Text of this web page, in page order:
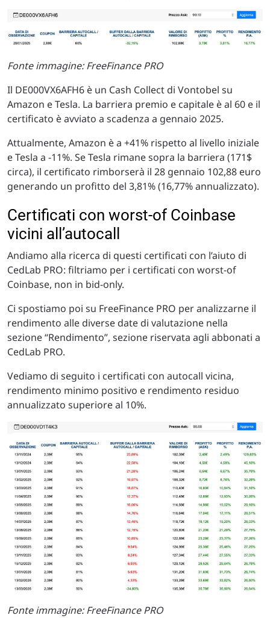
Fonte immagine: FreeFinance PRO
Il DE000VX6AFH6 è un Cash Collect di Vontobel su
Amazon e Tesla. La barriera premio e capitale è al 60 e il
certificato è avviato a scadenza a gennaio 2025.
Attualmente, Amazon è a +41% rispetto al livello iniziale
e Tesla a -11%. Se Tesla rimane sopra la barriera (171$
circa), il certificato rimborserà il 28 gennaio 102,88 euro
generando un profitto del 3,81% (16,77% annualizzato).
Certificati con worst-of Coinbase
vicini all’autocall
Andiamo alla ricerca di questi certificati con l’aiuto di
CedLab PRO: filtriamo per i certificati con worst-of
Coinbase, non in bid-only.
Ci spostiamo poi su FreeFinance PRO per analizzarne il
rendimento alle diverse date di valutazione nella
sezione “Rendimento”, sezione riservata agli abbonati a
CedLab PRO.
Vediamo di seguito i certificati con autocall vicina,
rendimento minimo positivo e rendimento residuo
annualizzato superiore al 10%.
Fonte immagine: FreeFinance PRO